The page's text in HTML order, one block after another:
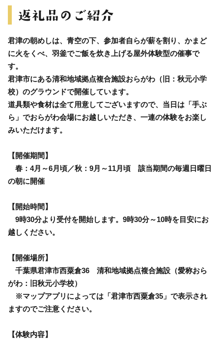
君津の朝めしは、青空の下、参加者自らが薪を割り、かまど
に火をくべ、羽釜でご飯を炊き上げる屋外体験型の催事で
す。
君津市にある清和地域拠点複合施設おらがわ（旧：秋元小学
校）のグラウンドで開催しています。
道具類や食材は全て用意してございますので、当日は「手ぶ
ら」でおらがわ会場にお越しいただき、一連の体験をお楽し
みいただけます。
【開催期間】
春：4月～6月頃／秋：9月～11月頃 該当期間の毎週日曜日
の朝に開催
【開始時間】
9時30分より受付を開始します。9時30分～10時を目安にお
越しください。
【開催場所】
千葉県君津市西粟倉36 清和地域拠点複合施設（愛称おら
がわ：旧秋元小学校）
※マップアプリによっては「君津市西粟倉35」で表示され
ますのでご注意ください。
【体験内容】